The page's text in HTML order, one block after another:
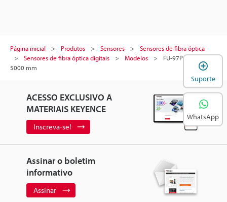
Página inicial Produtos Sensores
Sensores de fibra óptica
Sensores de fibra óptica digitais
Modelos
FU-97P modelo
5000 mm
ACESSO EXCLUSIVO A
MATERIAIS KEYENCE
Inscreva-se!
Assinar o boletim
informativo
Assinar
Suporte
WhatsApp